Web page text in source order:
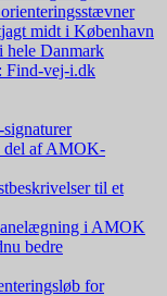
midt i København
Danmark
vej-i.dk
af AMOK-
til et
i AMOK
bedre
for